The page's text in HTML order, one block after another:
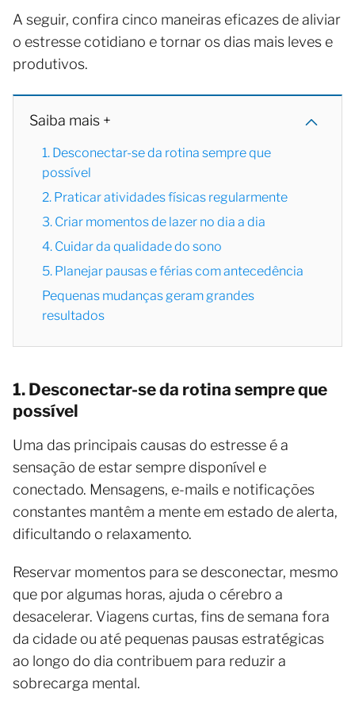
A seguir, confira cinco maneiras eficazes de aliviar
o estresse cotidiano e tornar os dias mais leves e
produtivos.
Saiba mais +
1. Desconectar-se da rotina sempre que
possível
2. Praticar atividades físicas regularmente
3. Criar momentos de lazer no dia a dia
4. Cuidar da qualidade do sono
5. Planejar pausas e férias com antecedência
Pequenas mudanças geram grandes
resultados
1. Desconectar-se da rotina sempre que
possível
Uma das principais causas do estresse é a
sensação de estar sempre disponível e
conectado. Mensagens, e-mails e notificações
constantes mantêm a mente em estado de alerta,
dificultando o relaxamento.
Reservar momentos para se desconectar, mesmo
que por algumas horas, ajuda o cérebro a
desacelerar. Viagens curtas, fins de semana fora
da cidade ou até pequenas pausas estratégicas
ao longo do dia contribuem para reduzir a
sobrecarga mental.